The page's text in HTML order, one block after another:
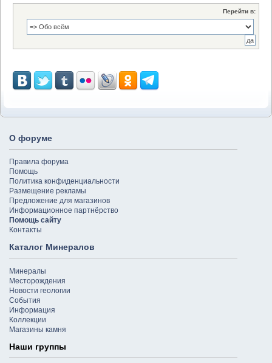
Перейти в:
О форуме
Правила форума
Помощь
Политика конфиденциальности
Размещение рекламы
Предложение для магазинов
Информационное партнёрство
Помощь сайту
Контакты
Каталог Минералов
Минералы
Месторождения
Новости геологии
События
Информация
Коллекции
Магазины камня
Наши группы